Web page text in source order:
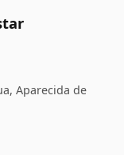
Aparecida de